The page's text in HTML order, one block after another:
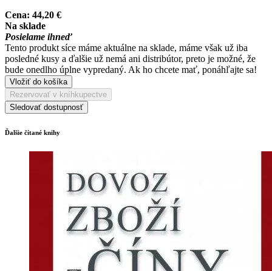
Cena: 44,20 €
Na sklade
Posielame ihneď
Tento produkt síce máme aktuálne na sklade, máme však už iba
posledné kusy a ďalšie už nemá ani distribútor, preto je možné, že
bude onedlho úplne vypredaný. Ak ho chcete mať, ponáhľajte sa!
Vložiť do košíka
Rezervovať v kníhkupectve
Sledovať dostupnosť
Ďalšie čítané knihy